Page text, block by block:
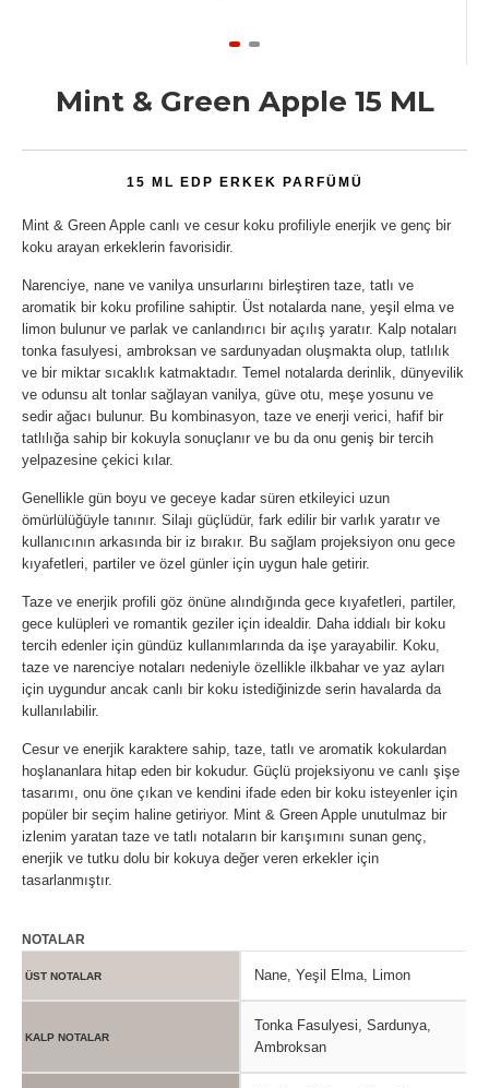
Mint & Green Apple 15 ML
15 ML EDP ERKEK PARFÜMÜ
Mint & Green Apple canlı ve cesur koku profiliyle enerjik ve genç bir
koku arayan erkeklerin favorisidir.
Narenciye, nane ve vanilya unsurlarını birleştiren taze, tatlı ve
aromatik bir koku profiline sahiptir. Üst notalarda nane, yeşil elma ve
limon bulunur ve parlak ve canlandırıcı bir açılış yaratır. Kalp notaları
tonka fasulyesi, ambroksan ve sardunyadan oluşmakta olup, tatlılık
ve bir miktar sıcaklık katmaktadır. Temel notalarda derinlik, dünyevilik
ve odunsu alt tonlar sağlayan vanilya, güve otu, meşe yosunu ve
sedir ağacı bulunur. Bu kombinasyon, taze ve enerji verici, hafif bir
tatlılığa sahip bir kokuyla sonuçlanır ve bu da onu geniş bir tercih
yelpazesine çekici kılar.
Genellikle gün boyu ve geceye kadar süren etkileyici uzun
ömürlülüğüyle tanınır. Silajı güçlüdür, fark edilir bir varlık yaratır ve
kullanıcının arkasında bir iz bırakır. Bu sağlam projeksiyon onu gece
kıyafetleri, partiler ve özel günler için uygun hale getirir.
Taze ve enerjik profili göz önüne alındığında gece kıyafetleri, partiler,
gece kulüpleri ve romantik geziler için idealdir. Daha iddialı bir koku
tercih edenler için gündüz kullanımlarında da işe yarayabilir. Koku,
taze ve narenciye notaları nedeniyle özellikle ilkbahar ve yaz ayları
için uygundur ancak canlı bir koku istediğinizde serin havalarda da
kullanılabilir.
Cesur ve enerjik karaktere sahip, taze, tatlı ve aromatik kokulardan
hoşlananlara hitap eden bir kokudur. Güçlü projeksiyonu ve canlı şişe
tasarımı, onu öne çıkan ve kendini ifade eden bir koku isteyenler için
popüler bir seçim haline getiriyor. Mint & Green Apple unutulmaz bir
izlenim yaratan taze ve tatlı notaların bir karışımını sunan genç,
enerjik ve tutku dolu bir kokuya değer veren erkekler için
tasarlanmıştır.
NOTALAR
ÜST NOTALAR Nane, Yeşil Elma, Limon
KALP NOTALAR
Tonka Fasulyesi, Sardunya,
Ambroksan